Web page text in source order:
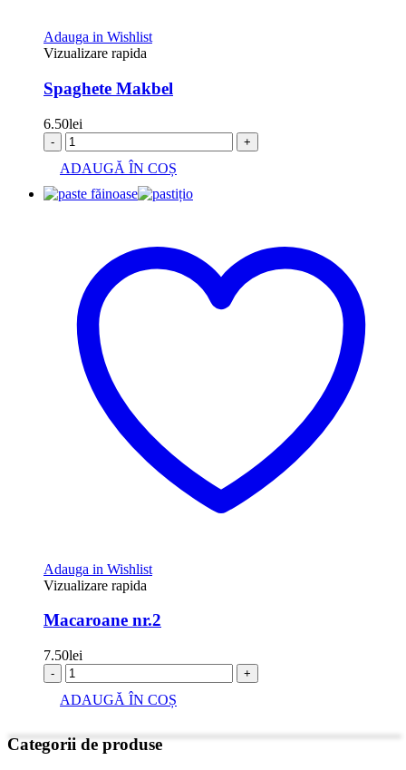
Adauga in Wishlist
Vizualizare rapida
Spaghete Makbel
6.50lei
- +
ADAUGĂ ÎN COȘ
Adauga in Wishlist
Vizualizare rapida
Macaroane nr.2
7.50lei
- +
ADAUGĂ ÎN COȘ
Categorii de produse